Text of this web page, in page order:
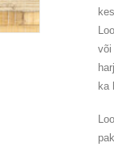
või
ka